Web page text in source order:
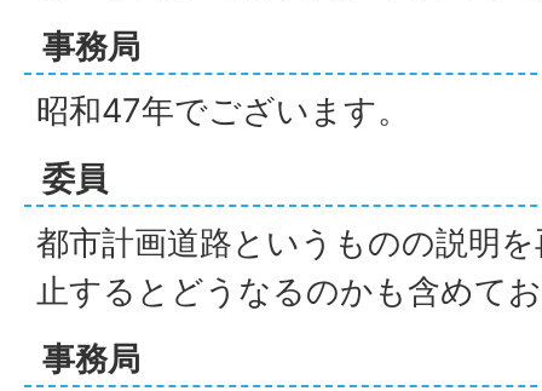
事務局
昭和47年でございます。
委員
都市計画道路というものの説明
止するとどうなるのかも含めて
事務局